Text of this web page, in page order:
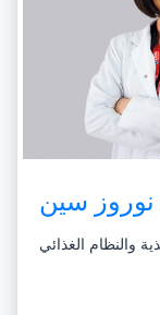
نوروز سين
والنظام الغذائي